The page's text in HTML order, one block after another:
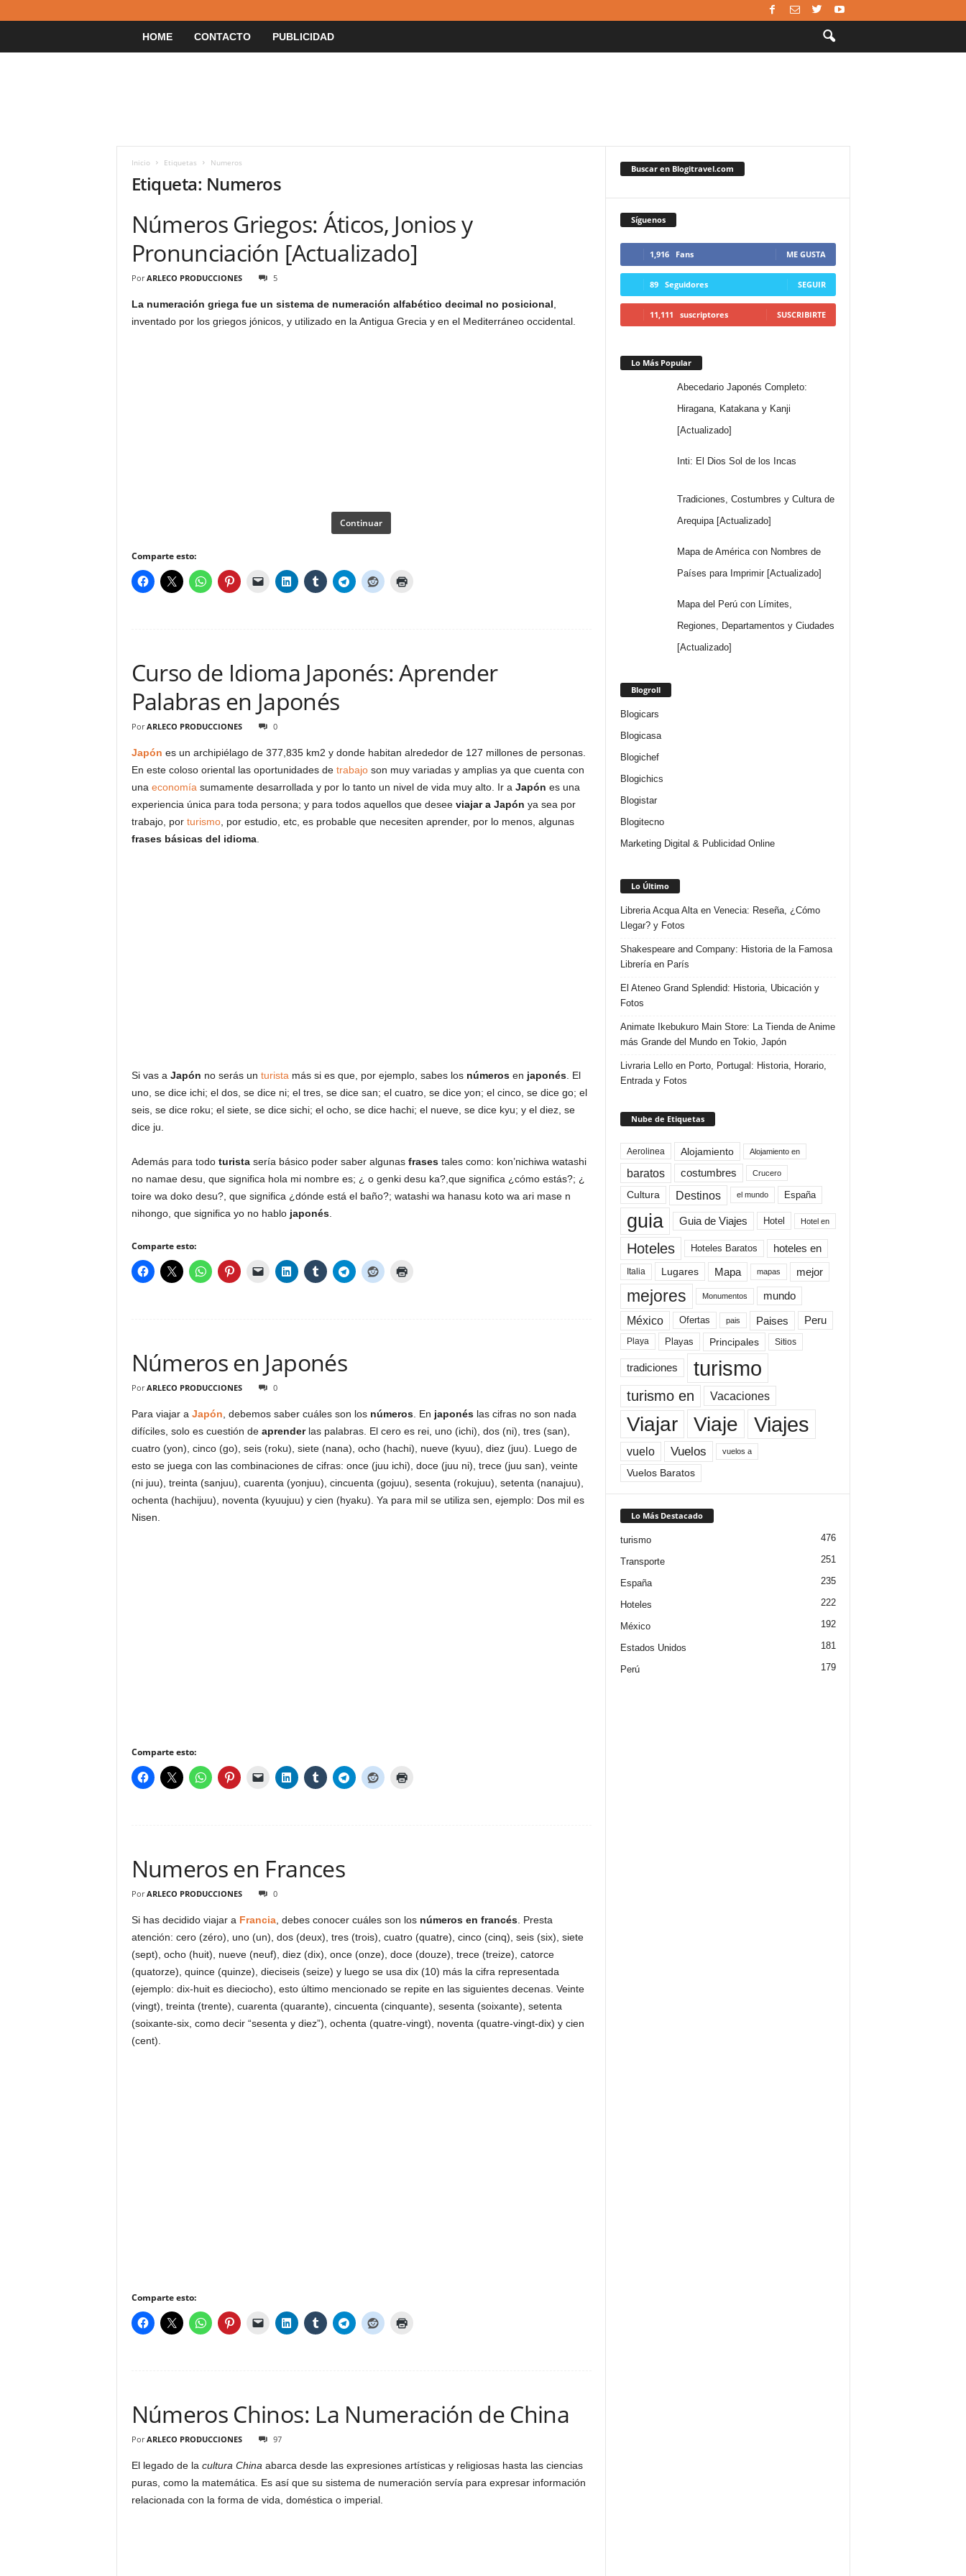
HOME CONTACTO PUBLICIDAD
Inicio Etiquetas Numeros
Etiqueta: Numeros
Números Griegos: Áticos, Jonios y
Pronunciación [Actualizado]
Por ARLECO PRODUCCIONES 5
La numeración griega fue un sistema de numeración alfabético decimal no posicional
inventado por los griegos jónicos, y utilizado en la Antigua Grecia y en el Mediterráneo occidental.
Continuar
Comparte esto:
Curso de Idioma Japonés: Aprender
Palabras en Japonés
Por ARLECO PRODUCCIONES 0
Japón es un archipiélago de 377,835 km2 y donde habitan alrededor de 127 millones de personas.
En este coloso oriental las oportunidades de trabajoson muy variadas y amplias ya que cuenta con
una economía sumamente desarrollada y por lo tanto un nivel de vida muy alto. Ir a Japón es una
experiencia única para toda persona; y para todos aquellos que desee viajar a Japón ya sea por
trabajo, por turismo, por estudio, etc, es probable que necesiten aprender, por lo menos, algunas
frases básicas del idioma.
Si vas a Japón no serás un turista más si es que, por ejemplo, sabes los númerosen japonés. El
uno, se dice ichi; el dos, se dice ni; el tres, se dice san; el cuatro, se dice yon; el cinco, se dice go; el
seis, se dice roku; el siete, se dice sichi; el ocho, se dice hachi; el nueve, se dice kyu; y el diez, se
dice ju.
Además para todo turistasería básico poder saber algunas frasestales como: kon’nichiwa watashi
no namae desu, que significa hola mi nombre es; ¿ o genki desu ka?,que significa ¿cómo estás?; ¿
toire wa doko desu?, que significa ¿dónde está el baño?; watashi wa hanasu koto wa ari mase n
nihongo, que significa yo no hablo japonés.
Comparte esto:
Números en Japonés
Por ARLECO PRODUCCIONES 0
Para viajar a Japón , debemos saber cuáles son los números. En japonéslas cifras no son nada
difíciles, solo es cuestión de aprenderlas palabras. El cero es rei, uno (ichi), dos (ni), tres (san),
cuatro (yon), cinco (go), seis (roku), siete (nana), ocho (hachi), nueve (kyuu), diez (juu). Luego de
esto se juega con las combinaciones de cifras: once (juu ichi), doce (juu ni), trece (juu san), veinte
(ni juu), treinta (sanjuu), cuarenta (yonjuu), cincuenta (gojuu), sesenta (rokujuu), setenta (nanajuu),
ochenta (hachijuu), noventa (kyuujuu) y cien (hyaku). Ya para mil se utiliza sen, ejemplo: Dos mil es
Nisen.
Comparte esto:
Numeros en Frances
Por ARLECO PRODUCCIONES 0
Si has decidido viajar a Francia, debes conocer cuáles son los números en francés. Presta
atención: cero (zéro), uno (un), dos (deux), tres (trois), cuatro (quatre), cinco (cinq), seis (six), siete
(sept), ocho (huit), nueve (neuf), diez (dix), once (onze), doce (douze), trece (treize), catorce
(quatorze), quince (quinze), dieciseis (seize) y luego se usa dix (10) más la cifra representada
(ejemplo: dix-huit es dieciocho), esto último mencionado se repite en las siguientes decenas. Veinte
(vingt), treinta (trente), cuarenta (quarante), cincuenta (cinquante), sesenta (soixante), setenta
(soixante-six, como decir “sesenta y diez”), ochenta (quatre-vingt), noventa (quatre-vingt-dix) y cien
(cent).
Comparte esto:
Números Chinos: La Numeración de China
Por ARLECO PRODUCCIONES 97
El legado de la cultura China abarca desde las expresiones artísticas y religiosas hasta las ciencias
puras, como la matemática. Es así que su sistema de numeración servía para expresar información
relacionada con la forma de vida, doméstica o imperial.
Buscar en Blogitravel.com
Síguenos
1,916 Fans ME GUSTA
89 Seguidores SEGUIR
11,111 suscriptores SUSCRIBIRTE
Lo Más Popular
Abecedario Japonés Completo:
Hiragana, Katakana y Kanji
[Actualizado]
Inti: El Dios Sol de los Incas
Tradiciones, Costumbres y Cultura de
Arequipa [Actualizado]
Mapa de América con Nombres de
Países para Imprimir [Actualizado]
Mapa del Perú con Límites,
Regiones, Departamentos y Ciudades
[Actualizado]
Blogroll
Blogicars
Blogicasa
Blogichef
Blogichics
Blogistar
Blogitecno
Marketing Digital & Publicidad Online
Lo Último
Libreria Acqua Alta en Venecia: Reseña, ¿Cómo
Llegar? y Fotos
Shakespeare and Company: Historia de la Famosa
Librería en París
El Ateneo Grand Splendid: Historia, Ubicación y
Fotos
Animate Ikebukuro Main Store: La Tienda de Anime
más Grande del Mundo en Tokio, Japón
Livraria Lello en Porto, Portugal: Historia, Horario,
Entrada y Fotos
Nube de Etiquetas
Aerolinea Alojamiento Alojamiento en
baratos costumbres Crucero
Cultura Destinos el mundo España
guia Guia de Viajes Hotel Hotel en
Hoteles Hoteles Baratos hoteles en
Italia Lugares Mapa mapas mejor
mejores Monumentos mundo
México Ofertas pais Paises Peru
Playa Playas Principales Sitios
tradiciones turismo
turismo en Vacaciones
Viajar Viaje Viajes
vuelo Vuelos vuelos a
Vuelos Baratos
Lo Más Destacado
turismo 476
Transporte 251
España 235
Hoteles 222
México 192
Estados Unidos 181
Perú 179